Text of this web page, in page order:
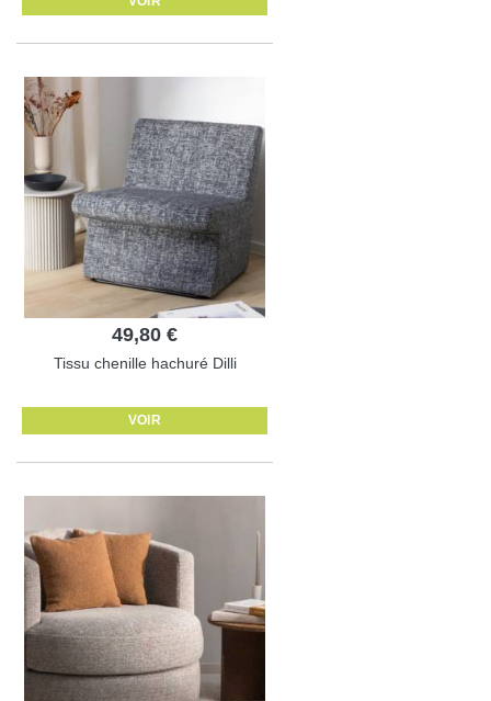
49,80 €
Tissu chenille hachuré Dilli
VOIR